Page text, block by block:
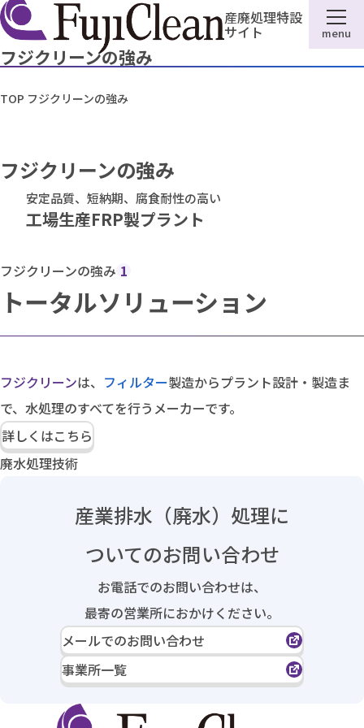
産廃処理特設
サイト menu
フジクリーンの強み
TOP フジクリーンの強み
フジクリーンの強み
安定品質、短納期、腐食耐性の高い
工場生産FRP製プラント
フジクリーンの強み 1
トータルソリューション
フジクリーンは、 フィルター製造からプラント設計・製造ま
で、水処理のすべてを行うメーカーです。
詳しくはこちら
廃水処理技術
産業排水（廃水）処理に
ついてのお問い合わせ
お電話でのお問い合わせは、
最寄の営業所におかけください。
メールでのお問い合わせ
事業所一覧